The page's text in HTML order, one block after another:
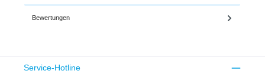
Bewertungen
Service-Hotline